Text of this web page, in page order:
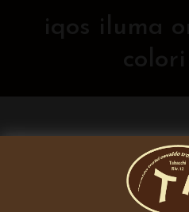
FILTRA PER
Sorry, nothing to see here...